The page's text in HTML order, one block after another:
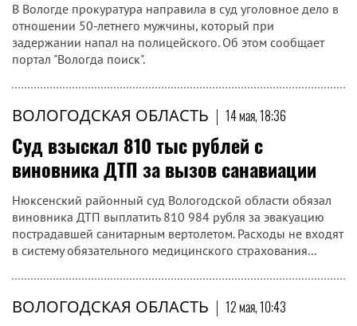
В Вологде прокуратура направила в суд уголовное дело в
отношении 50-летнего мужчины, который при
задержании напал на полицейского. Об этом сообщает
портал "Вологда поиск".
ВОЛОГОДСКАЯ ОБЛАСТЬ | 14 мая, 18:36
Суд взыскал 810 тыс рублей с
виновника ДТП за вызов санавиации
Нюксенский районный суд Вологодской области обязал
виновника ДТП выплатить 810 984 рубля за эвакуацию
пострадавшей санитарным вертолетом. Расходы не входят
в систему обязательного медицинского страхования...
ВОЛОГОДСКАЯ ОБЛАСТЬ | 12 мая, 10:43